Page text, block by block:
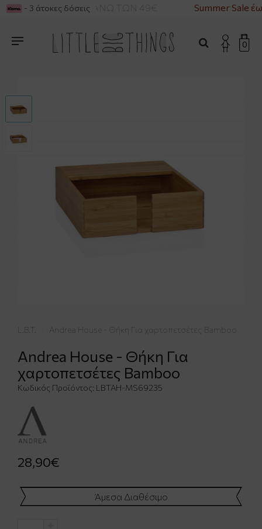
ΓΙΑ ΑΓΟΡΕΣ ΑΝΩ ΤΩΝ 49€ Summer Sale
- 3 άτοκες δόσεις
0
L.B.T. Andrea House - Θήκη Για χαρτοπετσέτες Bamboo
Andrea House - Θήκη Για
χαρτοπετσέτες Bamboo
Κωδικός Προϊόντος: LBTAH-MS69235
28,90€
Άμεσα Διαθέσιμο